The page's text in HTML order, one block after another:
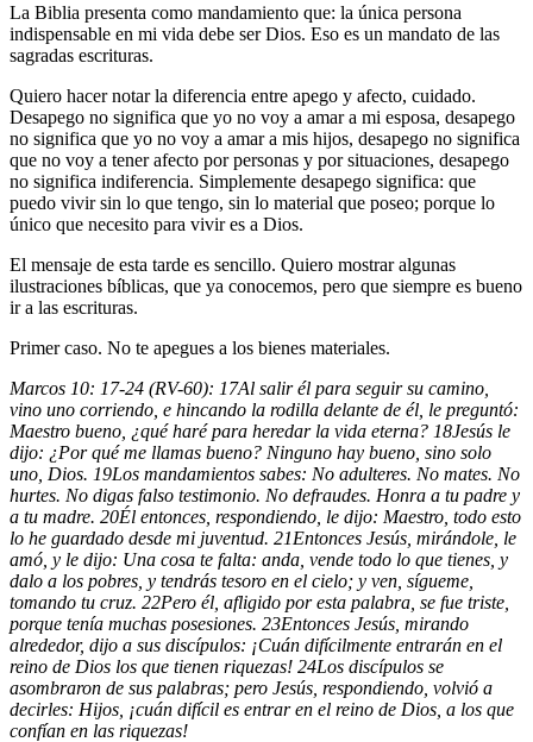
La Biblia presenta como mandamiento que: la única persona
indispensable en mi vida debe ser Dios. Eso es un mandato de las
sagradas escrituras.
Quiero hacer notar la diferencia entre apego y afecto, cuidado.
Desapego no significa que yo no voy a amar a mi esposa, desapego
no significa que yo no voy a amar a mis hijos, desapego no significa
que no voy a tener afecto por personas y por situaciones, desapego
no significa indiferencia. Simplemente desapego significa: que
puedo vivir sin lo que tengo, sin lo material que poseo; porque lo
único que necesito para vivir es a Dios.
El mensaje de esta tarde es sencillo. Quiero mostrar algunas
ilustraciones bíblicas, que ya conocemos, pero que siempre es bueno
ir a las escrituras.
Primer caso. No te apegues a los bienes materiales.
Marcos 10: 17-24 (RV-60): 17Al salir él para seguir su camino,
vino uno corriendo, e hincando la rodilla delante de él, le preguntó:
Maestro bueno, ¿qué haré para heredar la vida eterna? 18Jesús le
dijo: ¿Por qué me llamas bueno? Ninguno hay bueno, sino solo
uno, Dios. 19Los mandamientos sabes: No adulteres. No mates. No
hurtes. No digas falso testimonio. No defraudes. Honra a tu padre y
a tu madre. 20Él entonces, respondiendo, le dijo: Maestro, todo esto
lo he guardado desde mi juventud. 21Entonces Jesús, mirándole, le
amó, y le dijo: Una cosa te falta: anda, vende todo lo que tienes, y
dalo a los pobres, y tendrás tesoro en el cielo; y ven, sígueme,
tomando tu cruz. 22Pero él, afligido por esta palabra, se fue triste,
porque tenía muchas posesiones. 23Entonces Jesús, mirando
alrededor, dijo a sus discípulos: ¡Cuán difícilmente entrarán en el
reino de Dios los que tienen riquezas! 24Los discípulos se
asombraron de sus palabras; pero Jesús, respondiendo, volvió a
decirles: Hijos, ¡cuán difícil es entrar en el reino de Dios, a los que
confían en las riquezas!